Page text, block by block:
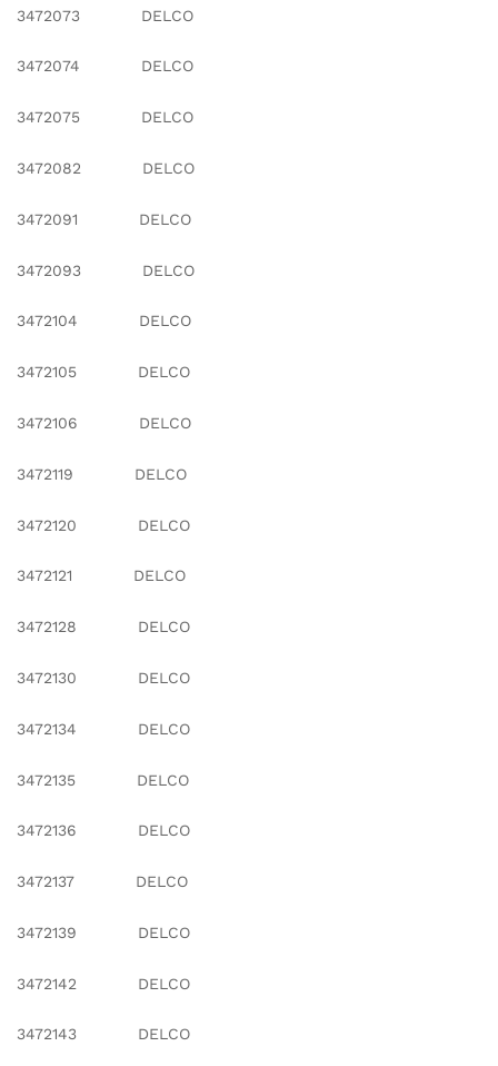
3472073 DELCO
3472074 DELCO
3472075 DELCO
3472082 DELCO
3472091 DELCO
3472093 DELCO
3472104 DELCO
3472105 DELCO
3472106 DELCO
3472119 DELCO
3472120 DELCO
3472121 DELCO
3472128 DELCO
3472130 DELCO
3472134 DELCO
3472135 DELCO
3472136 DELCO
3472137 DELCO
3472139 DELCO
3472142 DELCO
3472143 DELCO